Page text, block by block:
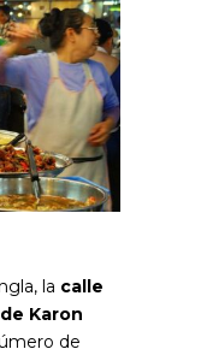
la calle
Karon
de